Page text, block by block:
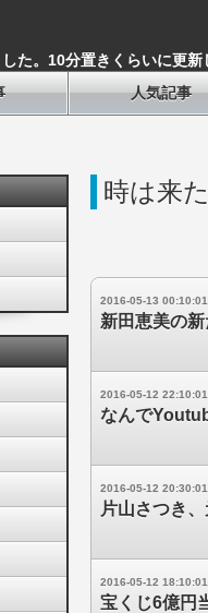
た。10分置きくらいに更新
人気記事
時は来
2016-05-13 00:10:01
新田恵美の
2016-05-12 22:10:01
なんで
2016-05-12 20:30:01
片山さつき
2016-05-12 18:10:01
宝くじ6億円